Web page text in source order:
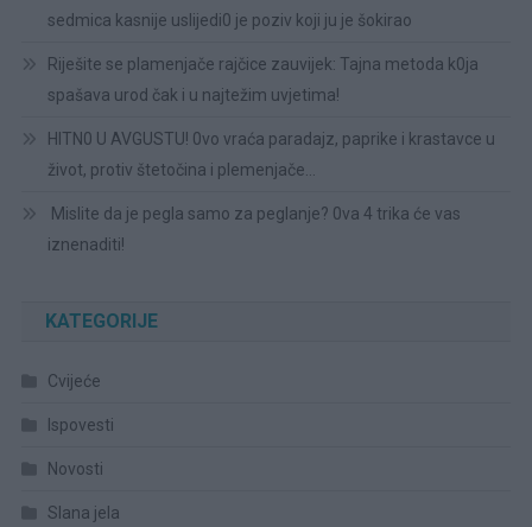
sedmica kasnije uslijedi0 je poziv koji ju je šokirao
Riješite se plamenjače rajčice zauvijek: Tajna metoda k0ja
spašava urod čak i u najtežim uvjetima!
HITN0 U AVGUSTU! 0vo vraća paradajz, paprike i krastavce u
život, protiv štetočina i plemenjače…
Mislite da je pegla samo za peglanje? 0va 4 trika će vas
iznenaditi!
KATEGORIJE
Cvijeće
Ispovesti
Novosti
Slana jela